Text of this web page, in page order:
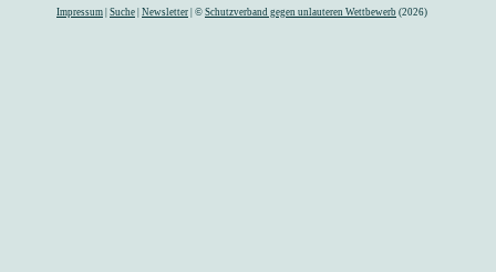
Impressum Suche Newsletter | © Schutzverband gegen unlauteren Wettbewerb (2026)